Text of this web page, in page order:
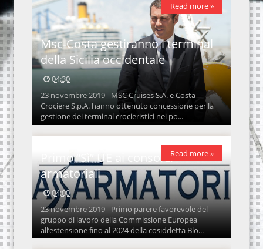
Msc-Costa gestiranno i terminal
della Sicilia occidentale
04:30
23 novembre 2019 - MSC Cruises S.A. e Costa
Crociere S.p.A. hanno ottenuto concessione per la
gestione dei terminal crocieristici nei po...
Read more »
Primo “Sì” UE ai consorzi
armatoriali
04:00
23 novembre 2019 - Primo parere favorevole del
gruppo di lavoro della Commissione Europea
all’estensione fino al 2024 della cosiddetta Blo...
Read more »